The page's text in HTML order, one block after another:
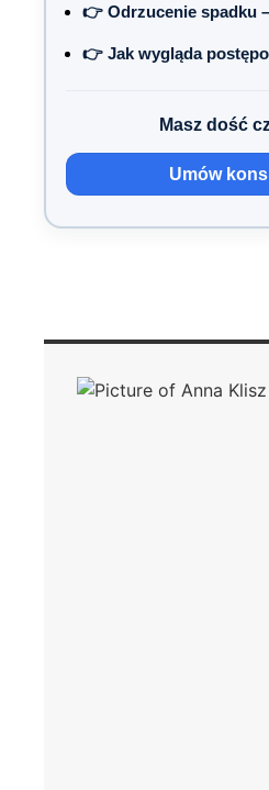
👉 Odrzucenie spadku
👉 Jak wygląda
Masz dość
Umów